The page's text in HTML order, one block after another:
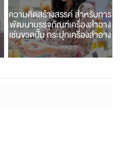
ความคิดสร้างสรรค์ สำหรับการ
พัฒนาบรรจุภัณฑ์เครื่องสำอาง
เช่นขวดปั๊ม กระปุกเครื่องสำอาง